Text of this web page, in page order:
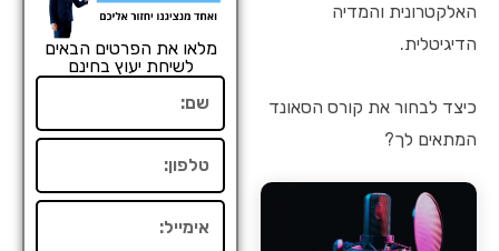
האלקטרונית והמדיה
הדיגיטלית.
כיצד לבחור את קורס הסאונד
המתאים לך?
מלאו את הפרטים הבאים
לשיחת יעוץ בחינם